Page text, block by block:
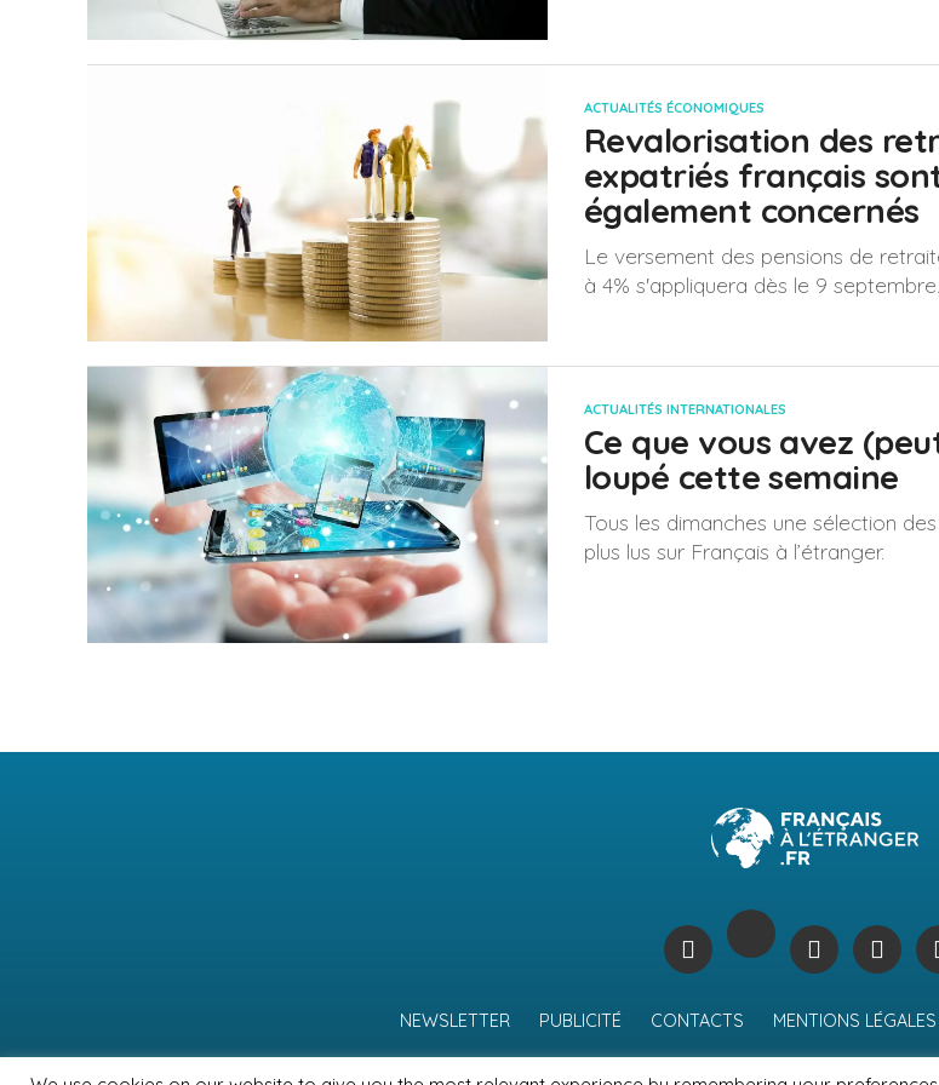
ACTUALITÉS ÉCONOMIQUES
Revalorisation des
expatriés français
également concernés
Le versement des pensions de
à 4% s'appliquera dès le 9 septembre.
ACTUALITÉS INTERNATIONALES
Ce que vous avez
loupé cette semaine
Tous les dimanches une sélection
plus lus sur Français à l’étranger.
NEWSLETTER PUBLICITÉ CONTACTS MENTIONS LÉGALES